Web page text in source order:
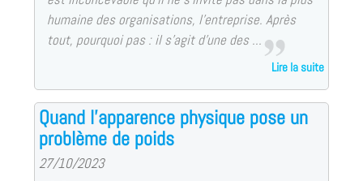
humaine des organisations, l’entreprise. Après
tout, pourquoi pas : il s’agit d’une des ...
Lire la suite
Quand l’apparence physique pose un
problème de poids
27/10/2023